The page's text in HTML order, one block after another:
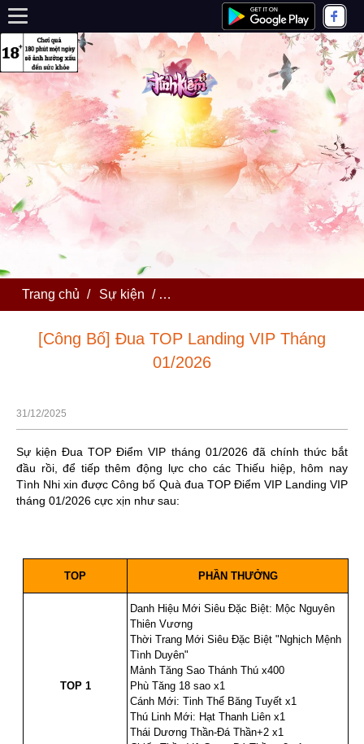
Trang chủ / Sự kiện / [Công Bố] Đua TOP Landing VIP
[Công Bố] Đua TOP Landing VIP Tháng
01/2026
31/12/2025
Sự kiện Đua TOP Điểm VIP tháng 01/2026 đã chính thức bắt
đầu rồi, để tiếp thêm động lực cho các Thiếu hiệp, hôm nay
Tình Nhi xin được Công bố Quà đua TOP Điểm VIP Landing VIP
tháng 01/2026 cực xịn như sau:
TOP PHẦN THƯỞNG
TOP 1
Danh Hiệu Mới Siêu Đặc Biệt: Mộc Nguyên
Thiên Vương
Thời Trang Mới Siêu Đặc Biệt "Nghịch Mệnh
Tình Duyên"
Mảnh Tăng Sao Thánh Thú x400
Phù Tăng 18 sao x1
Cánh Mới: Tinh Thể Băng Tuyết x1
Thú Linh Mới: Hạt Thanh Liên x1
Thái Dương Thần-Đá Thần+2 x1